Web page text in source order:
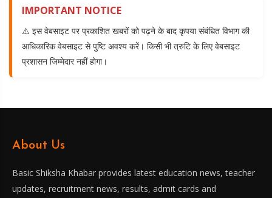
IMPORTANT NOTICE
⚠️ इस वेबसाइट पर प्रकाशित खबरों को पढ़ने के बाद कृपया संबंधित विभाग की
आधिकारिक वेबसाइट से पुष्टि अवश्य करें। किसी भी त्रुटि के लिए वेबसाइट
प्रशासन जिम्मेदार नहीं होगा।
About Us
Basic Shiksha Khabar provides latest education news, teacher
updates, recruitment news, results, admit cards and